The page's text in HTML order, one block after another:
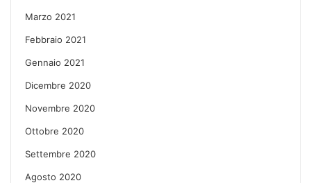
Marzo 2021
Febbraio 2021
Gennaio 2021
Dicembre 2020
Novembre 2020
Ottobre 2020
Settembre 2020
Agosto 2020